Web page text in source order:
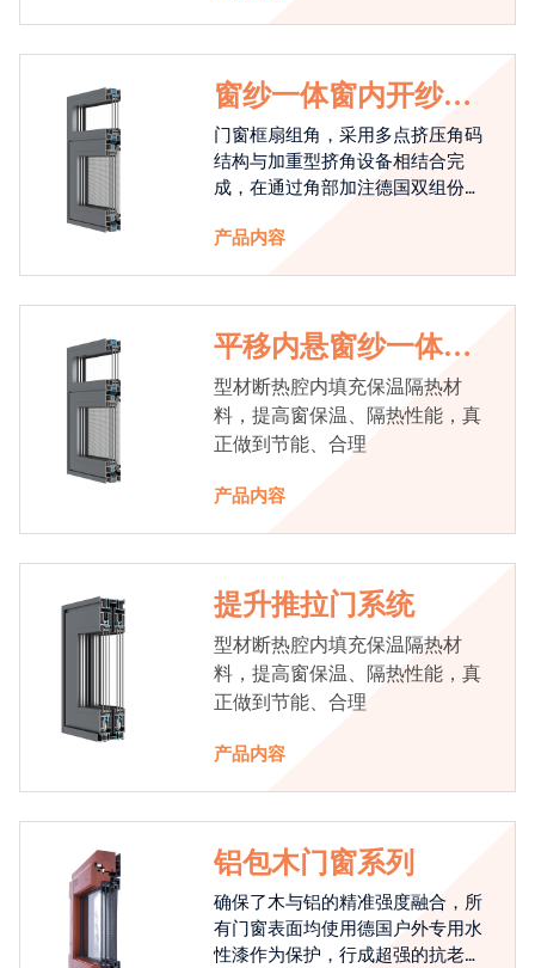
窗纱一体窗内开纱外
开系统
门窗框扇组角，采用多点挤压角码
结构与加重型挤角设备相结合完
成，在通过角部加注德国双组份胶
强度，促使窗使用寿命提升5-10
产品内容
平移内悬窗纱一体系
统
型材断热腔内填充保温隔热材
料，提高窗保温、隔热性能，真
正做到节能、合理
产品内容
提升推拉门系统
型材断热腔内填充保温隔热材
料，提高窗保温、隔热性能，真
正做到节能、合理
产品内容
铝包木门窗系列
确保了木与铝的精准强度融合，所
有门窗表面均使用德国户外专用水
性漆作为保护，行成超强的抗老化